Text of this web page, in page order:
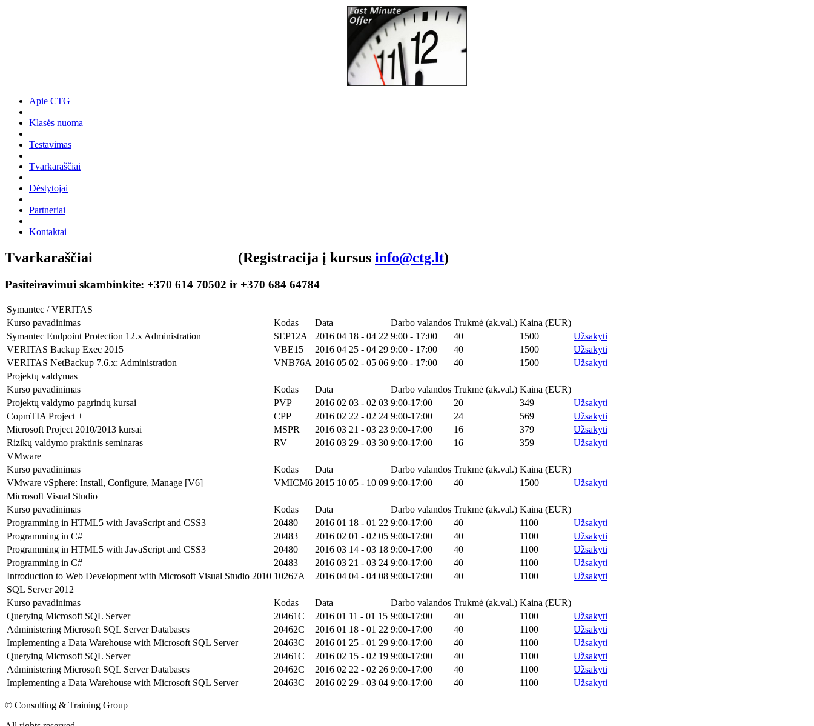
Apie CTG
|
Klasės nuoma
|
Testavimas
|
Tvarkaraščiai
|
Dėstytojai
|
Partneriai
|
Kontaktai
Tvarkaraščiai (Registracija į kursus info@ctg.lt)
Pasiteiravimui skambinkite: +370 614 70502 ir +370 684 64784
Symantec / VERITAS
Kurso pavadinimas
Kodas Data Darbo valandos Trukmė (ak.val.) Kaina (EUR)
Symantec Endpoint Protection 12.x Administration
SEP12A 2016 04 18 - 04 22 9:00 - 17:00 40 1500
Užsakyti
VERITAS Backup Exec 2015
VBE15 2016 04 25 - 04 29 9:00 - 17:00 40 1500
Užsakyti
VERITAS NetBackup 7.6.x: Administration
VNB76A 2016 05 02 - 05 06 9:00 - 17:00 40 1500
Užsakyti
Projektų valdymas
Kurso pavadinimas
Kodas Data Darbo valandos Trukmė (ak.val.) Kaina (EUR)
Projektų valdymo pagrindų kursai
PVP 2016 02 03 - 02 03 9:00-17:00 20 349
Užsakyti
CopmTIA Project +
CPP 2016 02 22 - 02 24 9:00-17:00 24 569
Užsakyti
Microsoft Project 2010/2013 kursai
MSPR 2016 03 21 - 03 23 9:00-17:00 16 379
Užsakyti
Rizikų valdymo praktinis seminaras
RV 2016 03 29 - 03 30 9:00-17:00 16 359
Užsakyti
VMware
Kurso pavadinimas
Kodas Data Darbo valandos Trukmė (ak.val.) Kaina (EUR)
VMware vSphere: Install, Configure, Manage [V6]
VMICM6 2015 10 05 - 10 09 9:00-17:00 40 1500
Užsakyti
Microsoft Visual Studio
Kurso pavadinimas
Kodas Data Darbo valandos Trukmė (ak.val.) Kaina (EUR)
Programming in HTML5 with JavaScript and CSS3
20480 2016 01 18 - 01 22 9:00-17:00 40 1100
Užsakyti
Programming in C#
20483 2016 02 01 - 02 05 9:00-17:00 40 1100
Užsakyti
Programming in HTML5 with JavaScript and CSS3
20480 2016 03 14 - 03 18 9:00-17:00 40 1100
Užsakyti
Programming in C#
20483 2016 03 21 - 03 24 9:00-17:00 40 1100
Užsakyti
Introduction to Web Development with Microsoft Visual Studio 2010 10267A 2016 04 04 - 04 08 9:00-17:00 40 1100
Užsakyti
SQL Server 2012
Kurso pavadinimas
Kodas Data Darbo valandos Trukmė (ak.val.) Kaina (EUR)
Querying Microsoft SQL Server
20461C 2016 01 11 - 01 15 9:00-17:00 40 1100
Užsakyti
Administering Microsoft SQL Server Databases
20462C 2016 01 18 - 01 22 9:00-17:00 40 1100
Užsakyti
Implementing a Data Warehouse with Microsoft SQL Server
20463C 2016 01 25 - 01 29 9:00-17:00 40 1100
Užsakyti
Querying Microsoft SQL Server
20461C 2016 02 15 - 02 19 9:00-17:00 40 1100
Užsakyti
Administering Microsoft SQL Server Databases
20462C 2016 02 22 - 02 26 9:00-17:00 40 1100
Užsakyti
Implementing a Data Warehouse with Microsoft SQL Server
20463C 2016 02 29 - 03 04 9:00-17:00 40 1100 Užsakyti
© Consulting & Training Group